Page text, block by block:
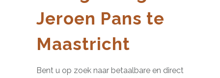
Jeroen Pans te
Maastricht
Bent u op zoek naar betaalbare en direct